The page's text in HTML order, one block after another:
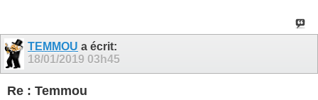
TEMMOU a écrit:
18/01/2019 03h45
Re : Temmou